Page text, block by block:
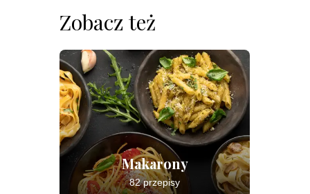
Zobacz też
Makarony
82 przepisy